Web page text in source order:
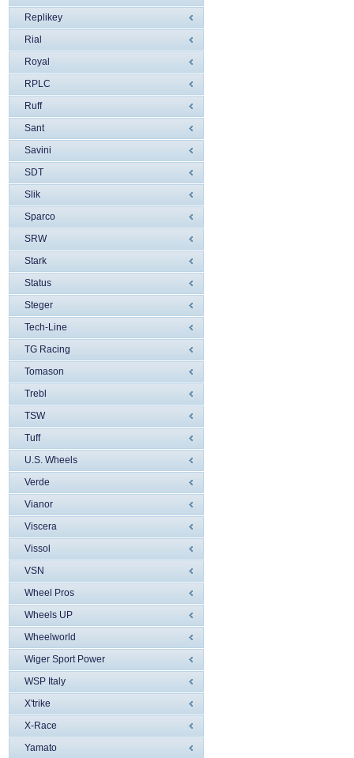
Replikey
Rial
Royal
RPLC
Ruff
Sant
Savini
SDT
Slik
Sparco
SRW
Stark
Status
Steger
Tech-Line
TG Racing
Tomason
Trebl
TSW
Tuff
U.S. Wheels
Verde
Vianor
Viscera
Vissol
VSN
Wheel Pros
Wheels UP
Wheelworld
Wiger Sport Power
WSP Italy
X'trike
X-Race
Yamato